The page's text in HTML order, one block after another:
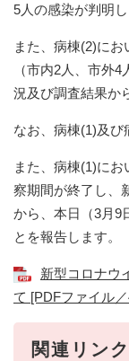
5人の感染が判明し
また、病棟(2)に
（市内2人、市外
況及び調査結果か
なお、病棟(1)及び
また、病棟(1)に
察期間が終了し、
から、本日（3月9
とを報告します。
新型コロナウ
て [PDFファイル
関連リンク